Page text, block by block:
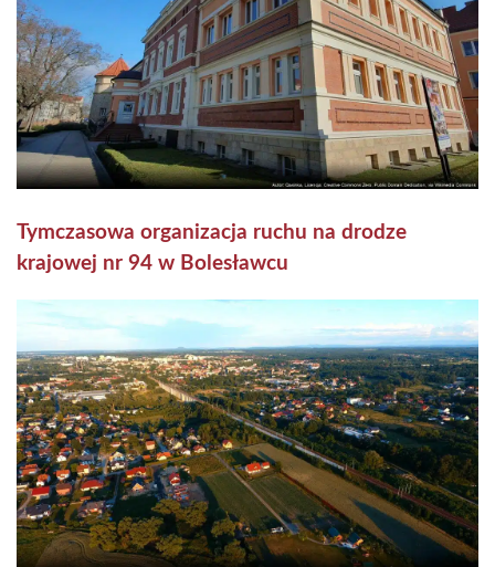
Tymczasowa organizacja ruchu na drodze
krajowej nr 94 w Bolesławcu